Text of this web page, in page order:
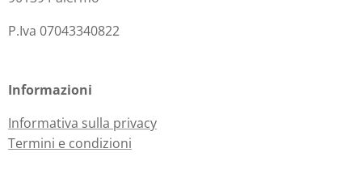
P.Iva 07043340822
Informazioni
Informativa sulla privacy
Termini e condizioni